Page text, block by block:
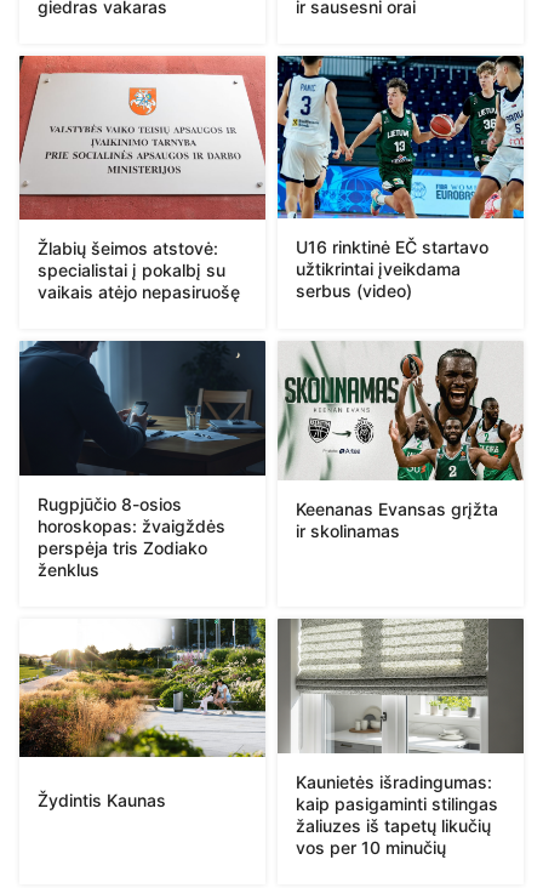
giedras vakaras ir sausesni orai
Žlabių šeimos atstovė:
specialistai į pokalbį su
vaikais atėjo nepasiruošę
U16 rinktinė EČ startavo
užtikrintai įveikdama
serbus (video)
Rugpjūčio 8-osios
horoskopas: žvaigždės
perspėja tris Zodiako
ženklus
Keenanas Evansas grįžta
ir skolinamas
Žydintis Kaunas
Kaunietės išradingumas:
kaip pasigaminti stilingas
žaliuzes iš tapetų likučių
vos per 10 minučių